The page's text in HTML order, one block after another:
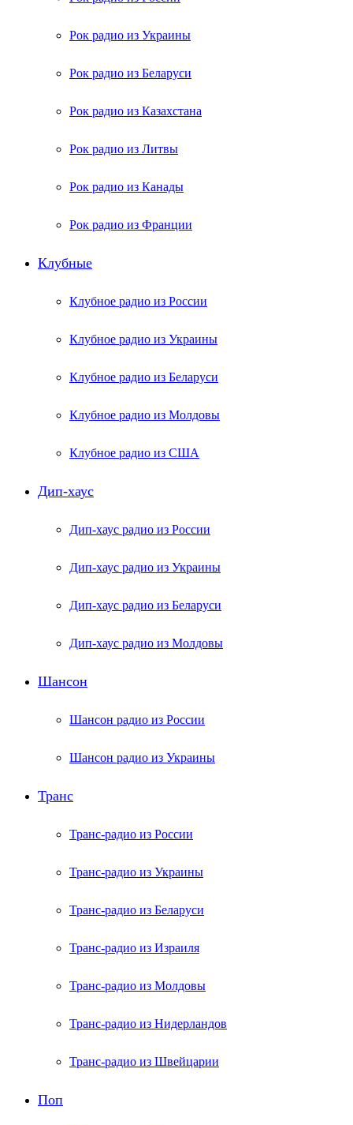
Рок радио из Украины
Рок радио из Беларуси
Рок радио из Казахстана
Рок радио из Литвы
Рок радио из Канады
Рок радио из Франции
Клубные
Клубное радио из России
Клубное радио из Украины
Клубное радио из Беларуси
Клубное радио из Молдовы
Клубное радио из США
Дип-хаус
Дип-хаус радио из России
Дип-хаус радио из Украины
Дип-хаус радио из Беларуси
Дип-хаус радио из Молдовы
Шансон
Шансон радио из России
Шансон радио из Украины
Транс
Транс-радио из России
Транс-радио из Украины
Транс-радио из Беларуси
Транс-радио из Израиля
Транс-радио из Молдовы
Транс-радио из Нидерландов
Транс-радио из Швейцарии
Поп